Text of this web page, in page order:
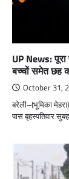
UP News:
बच्चों समेत छह
October 31,
बरेली–(भूमिका
पास बृहस्पतिवार